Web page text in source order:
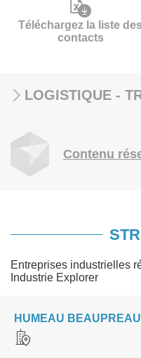
Téléchargez la liste des
contacts
LOGISTIQUE -
Contenu
Entreprises industrielles
Industrie Explorer
HUMEAU BEAUPREAU